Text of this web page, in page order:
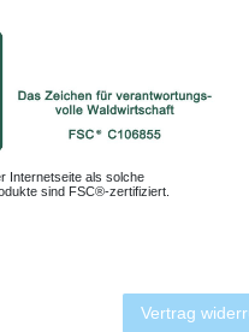
Internetseite als solche
sind FSC®-zertifiziert.
Vertrag